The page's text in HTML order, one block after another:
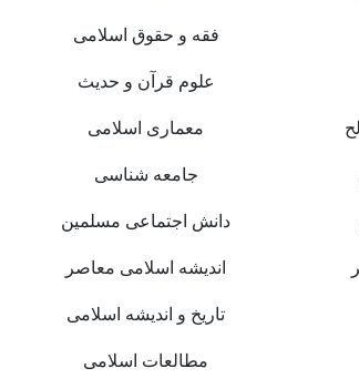
فقه و حقوق اسلامی
علوم قرآن و حدیث
معماری اسلامی
جامعه شناسی
دانش اجتماعی مسلمین
اندیشه اسلامی معاصر
تاریخ و اندیشه اسلامی
مطالعات اسلامی